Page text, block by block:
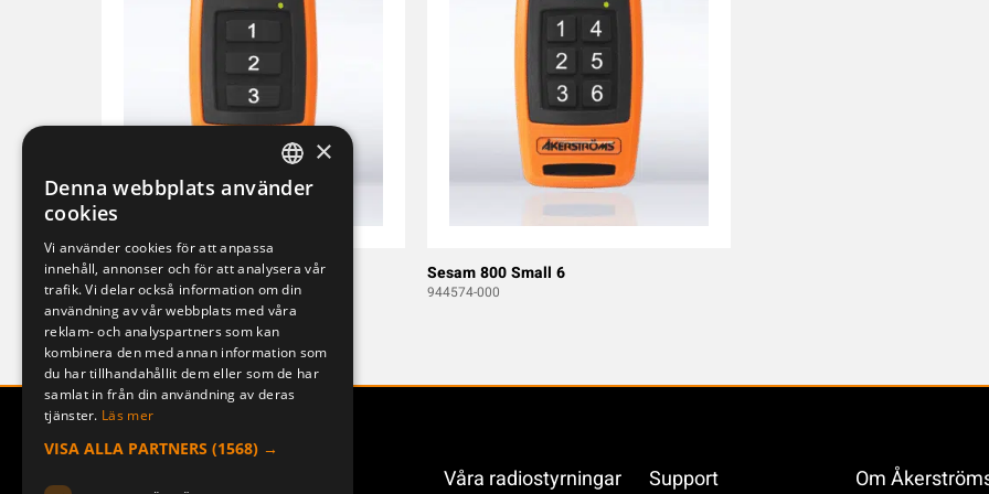
Sesam 800 Small 3
940334-000
Sesam 800 Small 6
944574-000
Våra radiostyrningar Support Om
SWEDISH
DEUTSCH
×
Denna webbplats använder
cookies
Vi använder cookies för att anpassa
innehåll, annonser och för att analysera vår
trafik. Vi delar också information om din
användning av vår webbplats med våra
reklam- och analyspartners som kan
kombinera den med annan information som
du har tillhandahållit dem eller som de har
samlat in från din användning av deras
tjänster. Läs mer
VISA ALLA PARTNERS (1568) →